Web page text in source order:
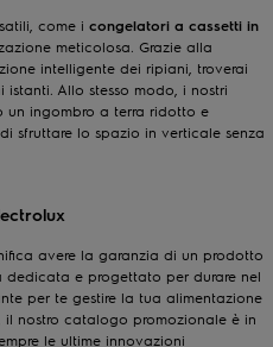
come i congelatori a cassetti in
meticolosa. Grazie alla
intelligente dei ripiani, troverai
Allo stesso modo, i nostri
un ingombro a terra ridotto e
sfruttare lo spazio in verticale senza
avere la garanzia di un prodotto
dedicata e progettato per durare nel
per te gestire la tua alimentazione
nostro catalogo promozionale è in
le ultime innovazioni